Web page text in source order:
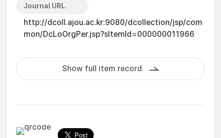
Journal URL
http://dcoll.ajou.ac.kr:9080/dcollection/jsp/com
mon/DcLoOrgPer.jsp?sItemId=000000011966
Show full item record